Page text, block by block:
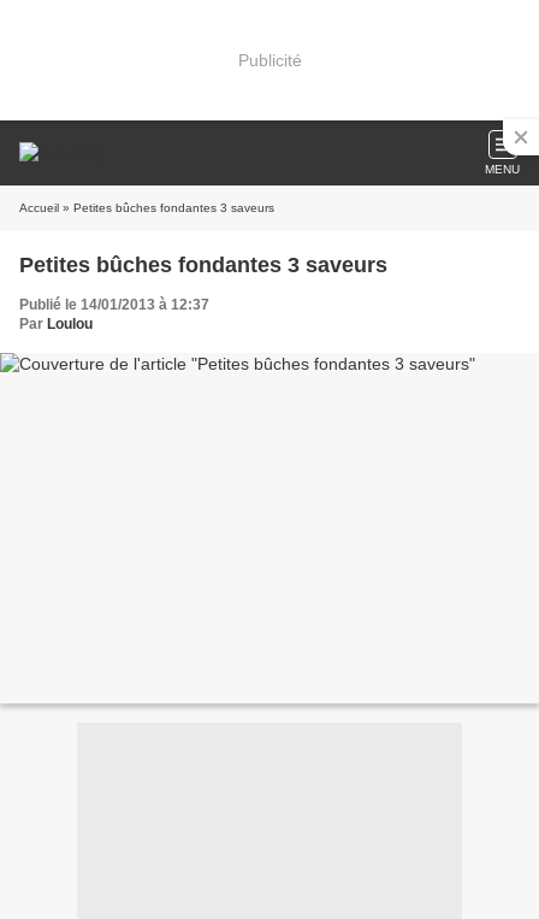
Publicité
MENU
Accueil » Petites bûches fondantes 3 saveurs
Petites bûches fondantes 3 saveurs
Publié le 14/01/2013 à 12:37
Par Loulou